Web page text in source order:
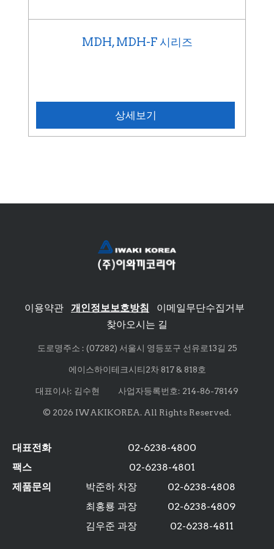
MDH, MDH-F 시리즈
상세보기
이용약관 개인정보보호방침 이메일무단수집거부
찾아오시는 길
도로명주소 : (07282) 서울시 영등포구 선유로13길 25
에이스하이테크시티2차 817 & 818호
대표이사: 김수현 사업자등록번호: 214-86-78149
© 2026 IWAKIKOREA. All Rights Reserved.
대표전화
02-6238-4800
팩스
02-6238-4801
제품문의
박준하 차장
02-6238-4808
최홍룡 과장
02-6238-4809
김우준 과장
02-6238-4811